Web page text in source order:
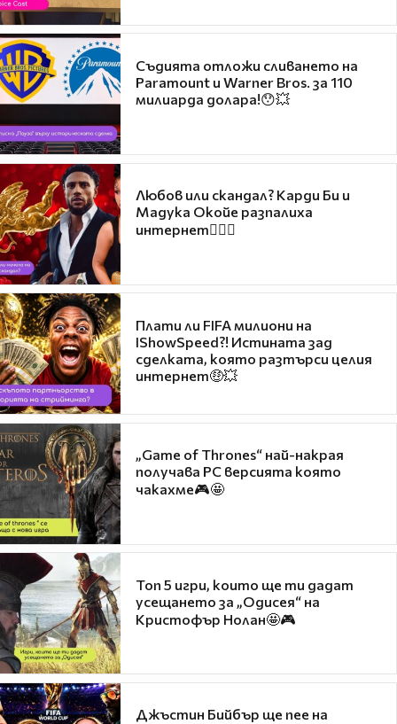
Съдията отложи сливането на
Paramount и Warner Bros. за 110
милиарда долара!😯💥
Любов или скандал? Карди Би и
Мадука Окойе разпалиха
интернет❤️‍🔥🔥
Плати ли FIFA милиони на
IShowSpeed?! Истината зад
сделката, която разтърси целия
интернет🤑💥
„Game of Thrones“ най-накрая
получава PC версията която
чакахме🎮🤩
Топ 5 игри, които ще ти дадат
усещането за „Одисея“ на
Кристофър Нолан🤩🎮
Джъстин Бийбър ще пее на